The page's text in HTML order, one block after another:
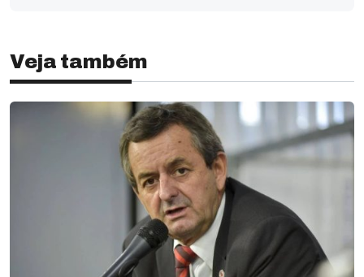
Veja também